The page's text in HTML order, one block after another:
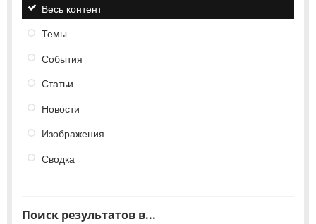
Весь контент
Темы
События
Статьи
Новости
Изображения
Сводка
Поиск результатов в...